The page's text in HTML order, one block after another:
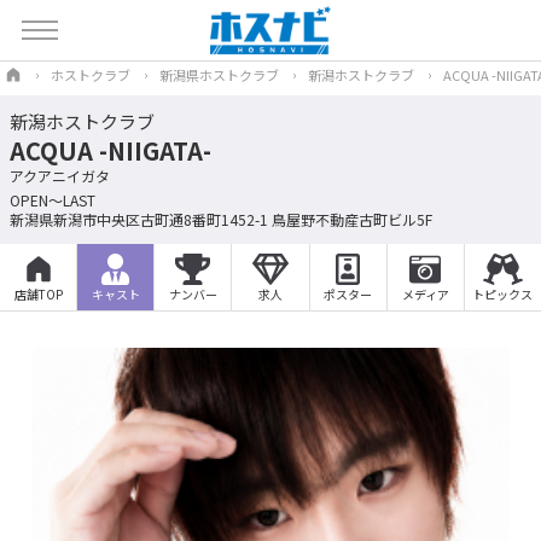
ホストクラブ 新潟県ホストクラブ 新潟ホストクラブ ACQUA -
新潟ホストクラブ
ACQUA -NIIGATA-
アクアニイガタ
OPEN～LAST
新潟県新潟市中央区古町通8番町1452-1 鳥屋野不動産古町ビル5F
店舗TOP キャスト ナンバー 求人 ポスター メディア トピックス